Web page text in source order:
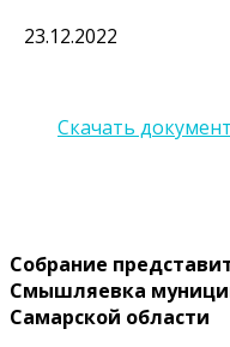
23.12.2022
Скачать документ
Собрание
Смышляевка
Самарской области